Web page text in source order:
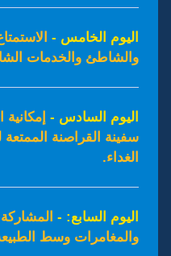
اليوم الخامس -
والشاطئ والخدمات
اليوم السادس -
سفينة القراصنة
الغداء.
اليوم السابع: -
والمغامرات وسط